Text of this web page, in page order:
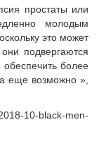
простаты или
молодым
это может
подвергаются
более
еще возможно »,
10-black-men-